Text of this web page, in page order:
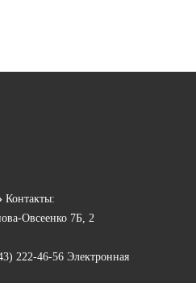
Контакты:
Овсеенко 7Б, 2
222-46-56 Электронная